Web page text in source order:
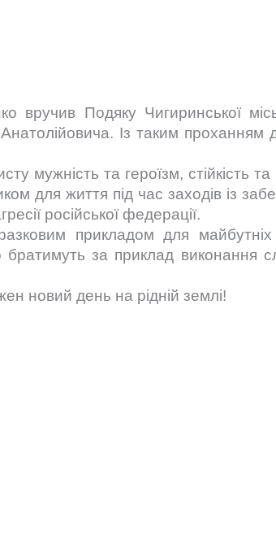
вручив Подяку Чигиринської
Із таким проханням
та героїзм, стійкість та
для життя під час заходів із
російської федерації.
прикладом для майбутніх
братимуть за приклад виконання
новий день на рідній землі!